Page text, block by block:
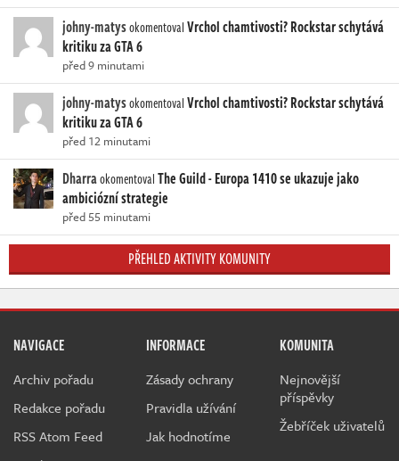
johny-matysokomentovalVrchol chamtivosti? Rockstar schytává
kritiku za GTA 6
před 9 minutami
johny-matysokomentovalVrchol chamtivosti? Rockstar schytává
kritiku za GTA 6
před 12 minutami
DharraokomentovalThe Guild - Europa 1410 se ukazuje jako
ambiciózní strategie
před 55 minutami
PŘEHLED AKTIVITY KOMUNITY
NAVIGACE
Archiv pořadu
Redakce pořadu
RSS Atom Feed
INFORMACE
Zásady ochrany
Pravidla užívání
Jak hodnotíme
KOMUNITA
Nejnovější
příspěvky
Žebříček uživatelů